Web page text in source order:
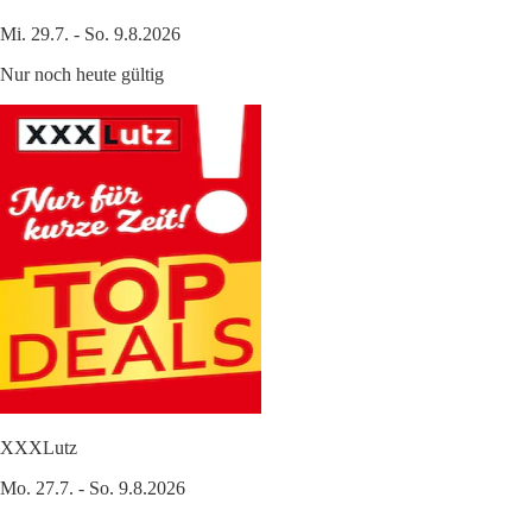
Mi. 29.7. - So. 9.8.2026
Nur noch heute gültig
XXXLutz
Mo. 27.7. - So. 9.8.2026